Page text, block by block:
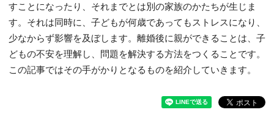
すことになったり、それまでとは別の家族のかたちが生じま
す。それは同時に、子どもが何歳であってもストレスになり、
少なからず影響を及ぼします。離婚後に親ができることは、子
どもの不安を理解し、問題を解決する方法をつくることです。
この記事ではその手がかりとなるものを紹介していきます。